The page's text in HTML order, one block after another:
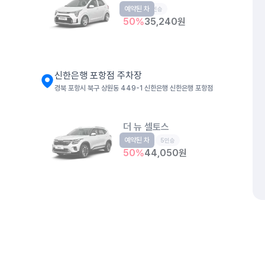
경형 5인승
50%35,240원
예약된 차
신한은행 포항점 주차장
경북 포항시 북구 상원동 449-1 신한은행 신한은행 포항점
더 뉴 셀토스
소형SUV 5인승
50%44,050원
예약된 차